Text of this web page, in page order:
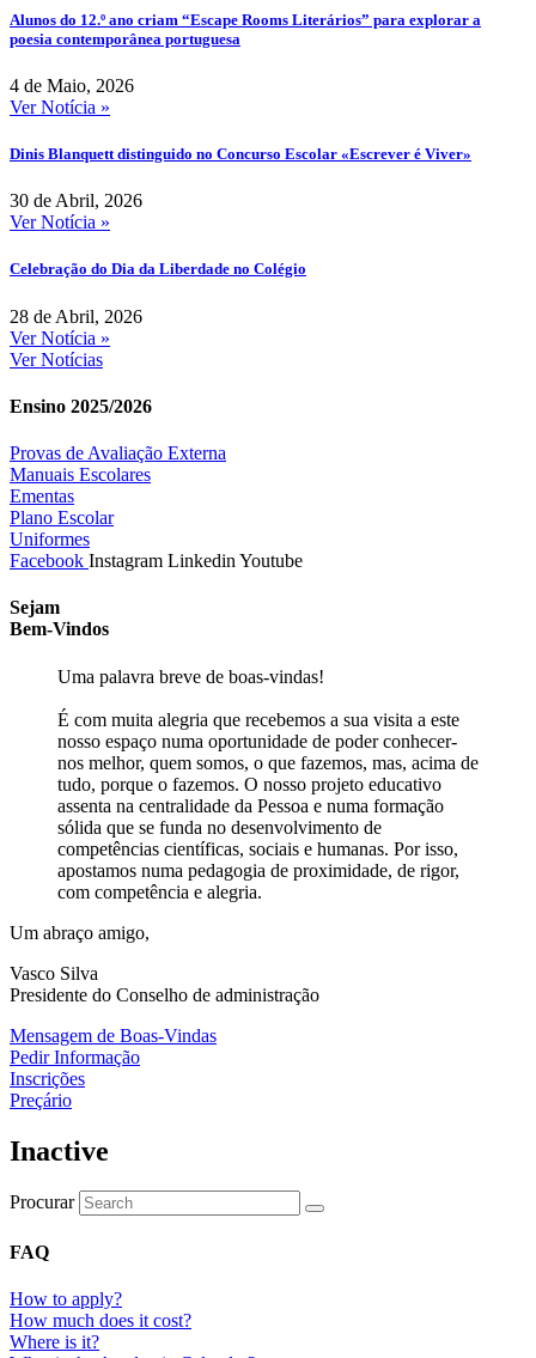
Alunos do 12.º ano criam “Escape Rooms Literários” para explorar a
poesia contemporânea portuguesa
4 de Maio, 2026
Ver Notícia »
Dinis Blanquett distinguido no Concurso Escolar «Escrever é Viver»
30 de Abril, 2026
Ver Notícia »
Celebração do Dia da Liberdade no Colégio
28 de Abril, 2026
Ver Notícia »
Ver Notícias
Ensino 2025/2026
Provas de Avaliação Externa
Manuais Escolares
Ementas
Plano Escolar
Uniformes
Facebook Instagram Linkedin Youtube
Sejam
Bem-Vindos
Uma palavra breve de boas-vindas!
É com muita alegria que recebemos a sua visita a este
nosso espaço numa oportunidade de poder conhecer-
nos melhor, quem somos, o que fazemos, mas, acima de
tudo, porque o fazemos. O nosso projeto educativo
assenta na centralidade da Pessoa e numa formação
sólida que se funda no desenvolvimento de
competências científicas, sociais e humanas. Por isso,
apostamos numa pedagogia de proximidade, de rigor,
com competência e alegria.
Um abraço amigo,
Vasco Silva
Presidente do Conselho de administração
Mensagem de Boas-Vindas
Pedir Informação
Inscrições
Preçário
Inactive
Procurar
FAQ
How to apply?
How much does it cost?
Where is it?